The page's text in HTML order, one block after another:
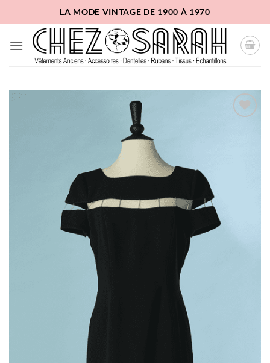
au
contenu
LA MODE VINTAGE DE 1900 À 1970